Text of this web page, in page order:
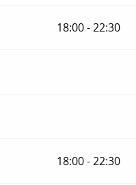
18:00 - 22:30
18:00 - 22:30